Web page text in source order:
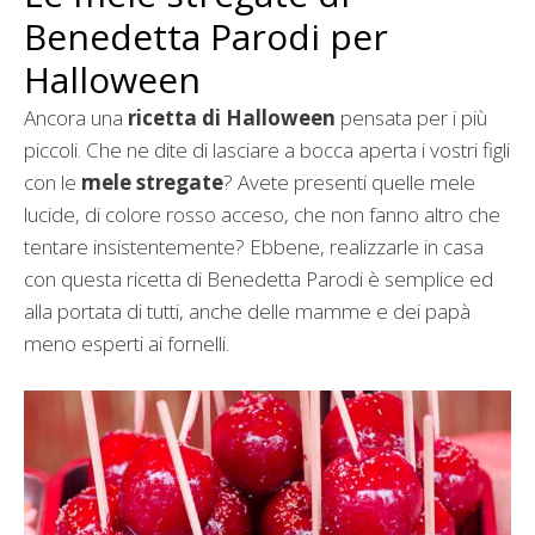
Benedetta Parodi per
Halloween
Ancora una ricetta di Halloween pensata per i più
piccoli. Che ne dite di lasciare a bocca aperta i vostri figli
con le mele stregate? Avete presenti quelle mele
lucide, di colore rosso acceso, che non fanno altro che
tentare insistentemente? Ebbene, realizzarle in casa
con questa ricetta di Benedetta Parodi è semplice ed
alla portata di tutti, anche delle mamme e dei papà
meno esperti ai fornelli.